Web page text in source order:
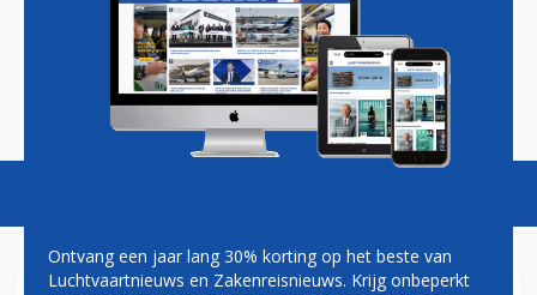
Magazine Podcasts Vacatures
Ontvang een jaar lang 30% korting op het beste van
Luchtvaartnieuws en Zakenreisnieuws. Krijg onbeperkt